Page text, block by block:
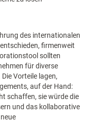
des internationalen
firmenweit
sollten
für diverse
Vorteile lagen,
auf der Hand:
schaffen, sie würde die
und das kollaborative